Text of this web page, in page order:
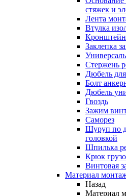
стяжек и
Лента
Втулка
Кронштейн
Заклепка
Стержень
Дюбель
Болт
Дюбель
Гвоздь
Зажим
Саморез
Шуруп по
головкой
Шпилька
Крюк
Винтовая
Материал
Назад
Материал